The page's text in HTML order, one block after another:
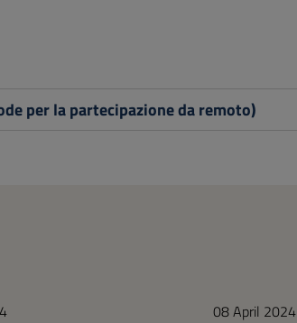
per la partecipazione da remoto)
08 April 2024